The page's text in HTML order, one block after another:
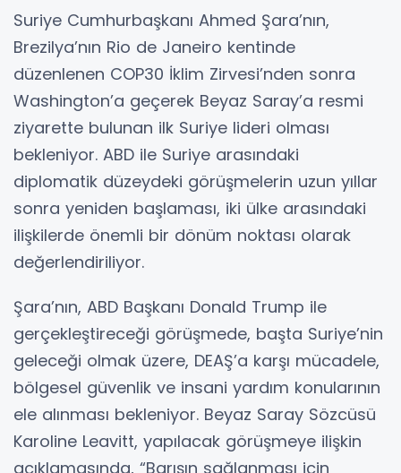
Suriye Cumhurbaşkanı Ahmed Şara’nın,
Brezilya’nın Rio de Janeiro kentinde
düzenlenen COP30 İklim Zirvesi’nden sonra
Washington’a geçerek Beyaz Saray’a resmi
ziyarette bulunan ilk Suriye lideri olması
bekleniyor. ABD ile Suriye arasındaki
diplomatik düzeydeki görüşmelerin uzun yıllar
sonra yeniden başlaması, iki ülke arasındaki
ilişkilerde önemli bir dönüm noktası olarak
değerlendiriliyor.
Şara’nın, ABD Başkanı Donald Trump ile
gerçekleştireceği görüşmede, başta Suriye’nin
geleceği olmak üzere, DEAŞ’a karşı mücadele,
bölgesel güvenlik ve insani yardım konularının
ele alınması bekleniyor. Beyaz Saray Sözcüsü
Karoline Leavitt, yapılacak görüşmeye ilişkin
açıklamasında, “Barışın sağlanması için